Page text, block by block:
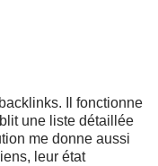
Il fonctionne
une liste détaillée
me donne aussi
leur état